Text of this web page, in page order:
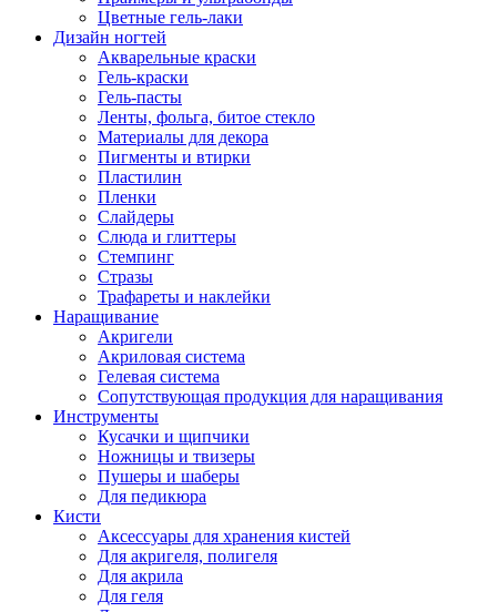
Цветные гель-лаки
Дизайн ногтей
Акварельные краски
Гель-краски
Гель-пасты
Ленты, фольга, битое стекло
Материалы для декора
Пигменты и втирки
Пластилин
Пленки
Слайдеры
Слюда и глиттеры
Стемпинг
Стразы
Трафареты и наклейки
Наращивание
Акригели
Акриловая система
Гелевая система
Сопутствующая продукция для наращивания
Инструменты
Кусачки и щипчики
Ножницы и твизеры
Пушеры и шаберы
Для педикюра
Кисти
Аксессуары для хранения кистей
Для акригеля, полигеля
Для акрила
Для геля